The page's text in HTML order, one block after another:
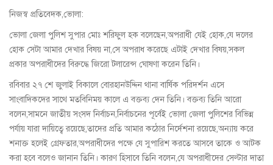
নিজস্ব প্রতিবেদক,ভোলা:
ভোলা জেলা পুলিশ সুপার মোঃ শরিফুল হক বলেছেন,অপরাধী যেই হোক,যে দলের
হোক সেটা আমার দেখার বিষয় না,সে অপরাধ করেছে এটাই দেখার বিষয়,সকল
প্রকার অপরাধীদের বিরুদ্ধে জিরো টলারেন্স ঘোষণা করেন তিনি।
রবিবার ২৭ শে জুলাই বিকালে বোরহানউদ্দিন থানা বার্ষিক পরিদর্শন এসে
সাংবাদিকদের সাথে মতবিনিময় কালে এ বক্তব্য দেন তিনি। বক্তব্য তিনি আরো
বলেন,সামনে জাতীয় সংসদ নির্বাচন,নির্বাচনের পূর্বেই ভোলা জেলা পুলিশের বিভিন্ন
পর্যায় যারা দায়িত্বে রয়েছে,তাদের প্রতি আমার কঠোর নির্দেশনা রয়েছে,অন্যায় করে
শনাক্ত হলেই গ্রেফতার,অপরাধীদের পক্ষে যে সুপারিশ করতে আসবে তাকে ও আটক
করা হবে বলেও জানান তিনি। কারণ হিসাবে তিনি বলেন,যে অপরাধীদের সেল্টার দাতা